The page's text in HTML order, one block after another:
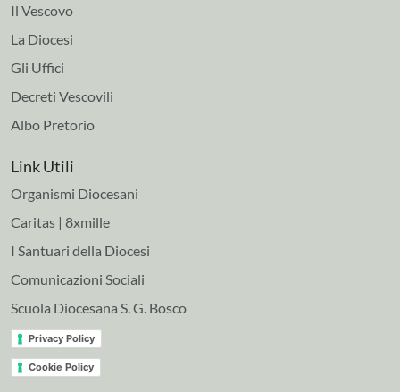
Il Vescovo
La Diocesi
Gli Uffici
Decreti Vescovili
Albo Pretorio
Link Utili
Organismi Diocesani
Caritas | 8xmille
I Santuari della Diocesi
Comunicazioni Sociali
Scuola Diocesana S. G. Bosco
Privacy Policy
Cookie Policy